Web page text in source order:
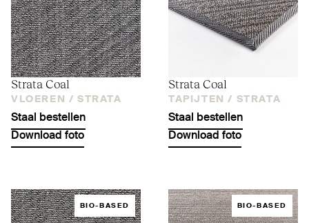
Strata Coal
VLOEREN / STRATA
Staal bestellen
Download foto
Strata Coal
TAPIJTEN / STRATA
Staal bestellen
Download foto
BIO-BASED BIO-BASED